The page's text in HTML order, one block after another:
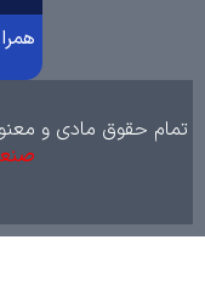
همراه
حقوق مادی و معنوی
صنعتی